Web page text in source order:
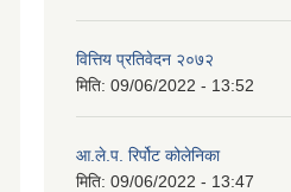
वित्तिय प्रतिवेदन २०७२
मिति: 09/06/2022 - 13:52
आ.ले.प. रिर्पोट कोलेनिका
मिति: 09/06/2022 - 13:47